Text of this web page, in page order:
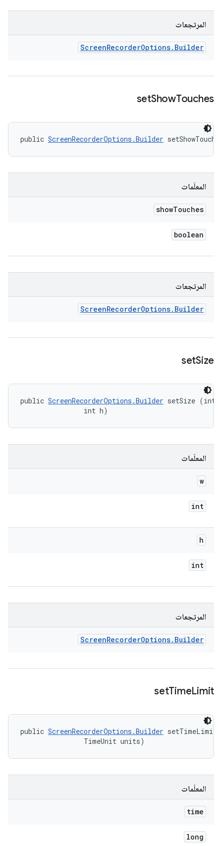
المرتجعات
ScreenRecorderOptions. Builder
setShowTouches
public ScreenRecorderOptions.Builder
المعلَمات
showTouches
boolean
المرتجعات
ScreenRecorderOptions. Builder
setSize
public ScreenRecorderOptions.Builder setSize (int
                int h)
المعلَمات
w
int
h
int
المرتجعات
ScreenRecorderOptions. Builder
setTimeLimit
public ScreenRecorderOptions.Builder
                TimeUnit units)
المعلَمات
time
long